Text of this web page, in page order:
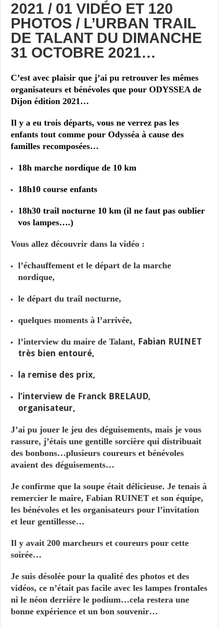
2021 / 01 VIDÉO ET 120
PHOTOS / L’URBAN TRAIL
DE TALANT DU DIMANCHE
31 OCTOBRE 2021…
C’est avec plaisir que j’ai pu retrouver les mêmes
organisateurs et bénévoles que pour ODYSSEA de
Dijon édition 2021…
Il y a eu trois départs, vous ne verrez pas les
enfants tout comme pour Odysséa à cause des
familles recomposées…
18h marche nordique de 10 km
18h10 course enfants
18h30 trail nocturne 10 km (il ne faut pas oublier
vos lampes….)
Vous allez découvrir dans la vidéo :
l’échauffement et le départ de la marche
nordique,
le départ du trail nocturne,
quelques moments à l’arrivée,
l’interview du maire de Talant, Fabian RUINET
très bien entouré,
la remise des prix,
l’interview de Franck BRELAUD,
organisateur,
J’ai pu jouer le jeu des déguisements, mais je vous
rassure, j’étais une gentille sorcière qui distribuait
des bonbons…plusieurs coureurs et bénévoles
avaient des déguisements…
Je confirme que la soupe était délicieuse. Je tenais à
remercier le maire, Fabian RUINET et son équipe,
les bénévoles et les organisateurs pour l’invitation
et leur gentillesse…
Il y avait 200 marcheurs et coureurs pour cette
soirée…
Je suis désolée pour la qualité des photos et des
vidéos, ce n’était pas facile avec les lampes frontales
ni le néon derrière le podium…cela restera une
bonne expérience et un bon souvenir…